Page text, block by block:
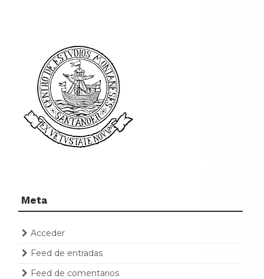
Meta
Acceder
Feed de entradas
Feed de comentarios